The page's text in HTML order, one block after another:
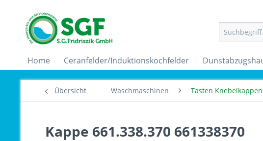
Home Ceranfelder/Induktionskochfelder
Übersicht Waschmaschinen Tasten
Kappe 661.338.370 661338370